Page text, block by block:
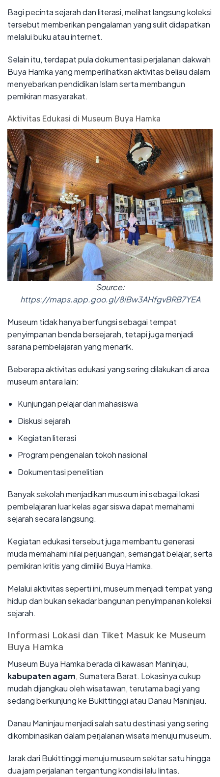
Bagi pecinta sejarah dan literasi, melihat langsung koleksi
tersebut memberikan pengalaman yang sulit didapatkan
melalui buku atau internet.
Selain itu, terdapat pula dokumentasi perjalanan dakwah
Buya Hamka yang memperlihatkan aktivitas beliau dalam
menyebarkan pendidikan Islam serta membangun
pemikiran masyarakat.
Aktivitas Edukasi di Museum Buya Hamka
Source:
https://maps.app.goo.gl/8iBw3AHfgvBRB7YEA
Museum tidak hanya berfungsi sebagai tempat
penyimpanan benda bersejarah, tetapi juga menjadi
sarana pembelajaran yang menarik.
Beberapa aktivitas edukasi yang sering dilakukan di area
museum antara lain:
Kunjungan pelajar dan mahasiswa
Diskusi sejarah
Kegiatan literasi
Program pengenalan tokoh nasional
Dokumentasi penelitian
Banyak sekolah menjadikan museum ini sebagai lokasi
pembelajaran luar kelas agar siswa dapat memahami
sejarah secara langsung.
Kegiatan edukasi tersebut juga membantu generasi
muda memahami nilai perjuangan, semangat belajar, serta
pemikiran kritis yang dimiliki Buya Hamka.
Melalui aktivitas seperti ini, museum menjadi tempat yang
hidup dan bukan sekadar bangunan penyimpanan koleksi
sejarah.
Informasi Lokasi dan Tiket Masuk ke Museum
Buya Hamka
Museum Buya Hamka berada di kawasan Maninjau,
kabupaten agam, Sumatera Barat. Lokasinya cukup
mudah dijangkau oleh wisatawan, terutama bagi yang
sedang berkunjung ke Bukittinggi atau Danau Maninjau.
Danau Maninjau menjadi salah satu destinasi yang sering
dikombinasikan dalam perjalanan wisata menuju museum.
Jarak dari Bukittinggi menuju museum sekitar satu hingga
dua jam perjalanan tergantung kondisi lalu lintas.